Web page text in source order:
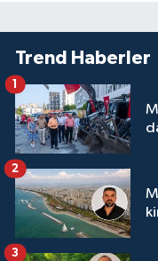
Trend Haberler
1
2
3